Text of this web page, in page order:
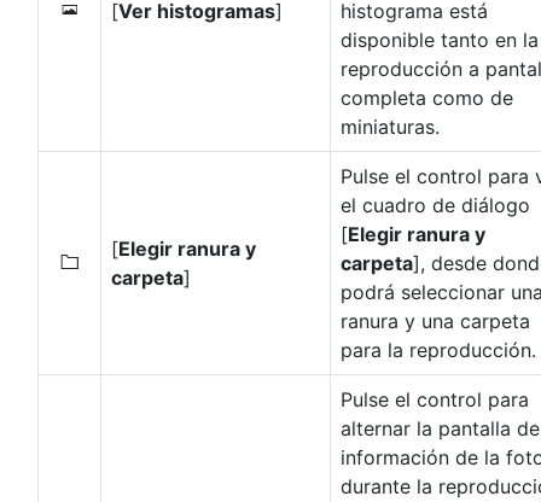
o [Ver histogramas]
histograma está
disponible tanto en la
reproducción a
completa como de
miniaturas.
W
[Elegir ranura y
carpeta]
Pulse el control para
el cuadro de diálogo
[Elegir ranura y
carpeta], desde
podrá seleccionar
ranura y una carpeta
para la reproducción.
Pulse el control para
alternar la pantalla de
información de la
durante la